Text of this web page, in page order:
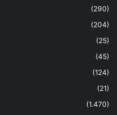
(290)
(204)
(25)
(45)
(124)
(21)
(1.470)